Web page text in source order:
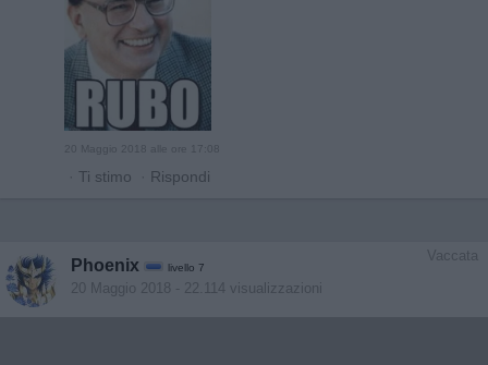
20 Maggio 2018 alle ore 17:08
· Ti stimo · Rispondi
Vaccata
Phoenix livello 7
20 Maggio 2018 - 22.114 visualizzazioni